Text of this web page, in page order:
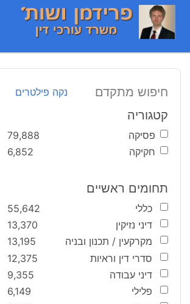
חיפוש מתקדם נקה פילטרים
קטגוריה
פסיקה
79,888
חקיקה
6,852
תחומים ראשיים
כללי
55,642
דיני נזיקין
13,370
מקרקעין / תכנון ובניה
13,195
סדרי דין וראיות
12,375
דיני עבודה
9,355
פלילי
6,149